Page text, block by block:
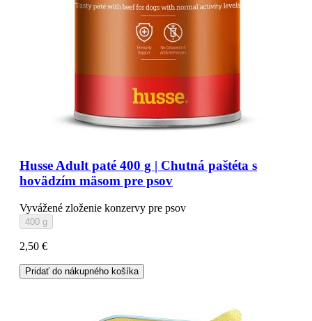
Husse Adult paté 400 g | Chutná paštéta s
hovädzím mäsom pre psov
Vyvážené zloženie konzervy pre psov
400 g
2,50 €
Pridať do nákupného košíka